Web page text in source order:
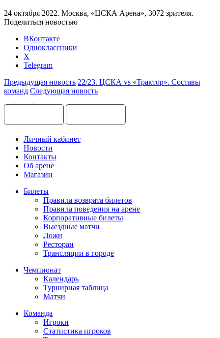
24 октября 2022. Москва, «ЦСКА Арена», 3072 зрителя.
Поделиться новостью
ВКонтакте
Одноклассники
X
Telegram
Предыдущая новость 22/23. ЦСКА vs «Трактор». Составы
команд Следующая новость
Личный кабинет
Новости
Контакты
Об арене
Магазин
Билеты
Правила возврата билетов
Правила поведения на арене
Корпоративные билеты
Выездные матчи
Ложи
Ресторан
Трансляции в городе
Чемпионат
Календарь
Турнирная таблица
Матчи
Команда
Игроки
Статистика игроков